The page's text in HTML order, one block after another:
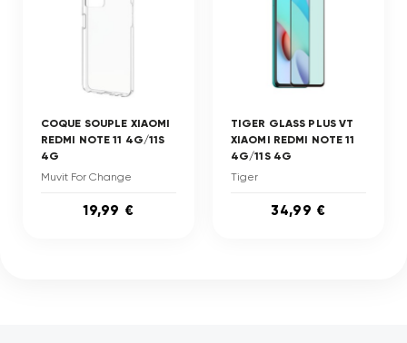
COQUE SOUPLE XIAOMI
REDMI NOTE 11 4G/11S
4G
Muvit For Change
19,99 €
TIGER GLASS PLUS VT
XIAOMI REDMI NOTE 11
4G/11S 4G
Tiger
34,99 €